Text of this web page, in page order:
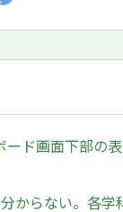
ド画面下部の
からない。各学